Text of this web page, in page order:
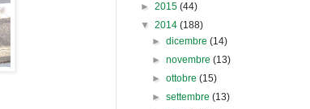
► 2015 (44)
▼ 2014 (188)
►dicembre(14)
►novembre(13)
►ottobre(15)
►settembre(13)